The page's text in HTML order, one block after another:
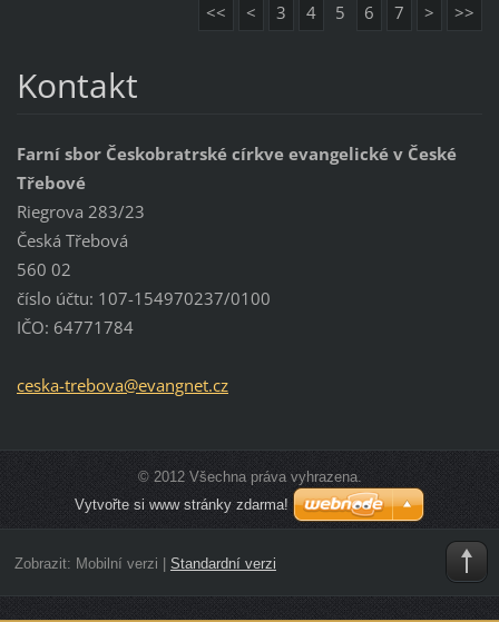
<< < 3 4 5 6 7 > >>
Kontakt
Farní sbor Českobratrské církve evangelické v České
Třebové
Riegrova 283/23
Česká Třebová
560 02
číslo účtu: 107-154970237/0100
IČO: 64771784
ceska-trebova@evangnet.cz
© 2012 Všechna práva vyhrazena.
Vytvořte si www stránky zdarma!
Zobrazit: Mobilní verzi | Standardní verzi